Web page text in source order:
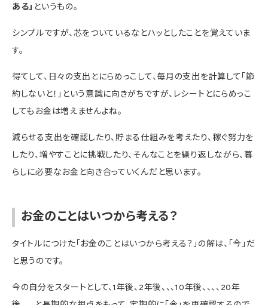
ある」 というもの。
シンプルですが、芯をついているなとハッとしたことを覚えていま
す。
得てして、日々の支出とにらめっこして、毎月の支出を計算して「節
約しないと！」という意識に向きがちですが、レシートとにらめっこ
してもお金は増えませんよね。
減らせる支出を確認したり、貯まる仕組みを考えたり、稼ぐ努力を
したり、増やすことに挑戦したり、そんなことを繰り返しながら、暮
らしに必要なお金と向き合っていくんだと思います。
お金のことはいつから考える？
タイトルにつけた「お金のことはいつから考える？」の解は、「今」だ
と思うのです。
今の自分をスタートとして、1年後、2年後、、、10年後、、、、20年